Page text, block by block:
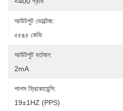
আউটপুট ভোল্টেজ:
৫৫±৫ কেভি
আউটপুট বর্তমান:
2mA
পালস ফ্রিকোয়েন্সি:
19±1HZ (PPS)